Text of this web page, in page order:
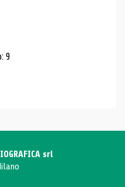
9
srl